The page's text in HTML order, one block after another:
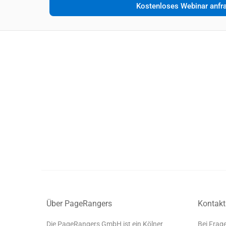
Kostenloses Webinar
Über PageRangers
Die PageRangers GmbH ist ein Kölner
Kontakt
Bei